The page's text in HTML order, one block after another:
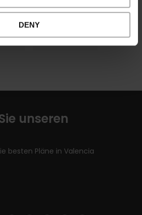
DENY
E-Tickets
unseren
besten Pläne in Valencia